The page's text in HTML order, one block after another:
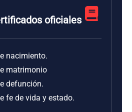
oficiales
nacimiento.
matrimonio
defunción.
fe de vida y estado.